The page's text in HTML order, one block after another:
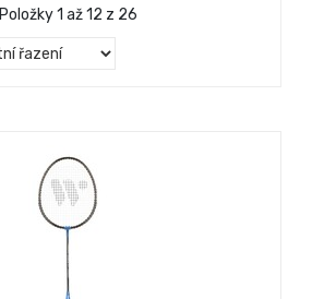
Položky 1 až 12 z 26